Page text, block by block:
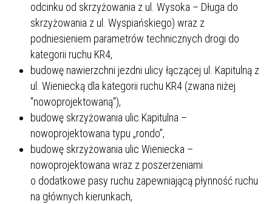
odcinku od skrzyżowania z ul. Wysoka – Długa do
skrzyżowania z ul. Wyspiańskiego) wraz z
podniesieniem parametrów technicznych drogi do
kategorii ruchu KR4,
budowę nawierzchni jezdni ulicy łączącej ul. Kapitulną z
ul. Wieniecką dla kategorii ruchu KR4 (zwana niżej
"nowoprojektowaną"),
budowę skrzyżowania ulic Kapitulna –
nowoprojektowana typu „rondo”,
budowę skrzyżowania ulic Wieniecka –
nowoprojektowana wraz z poszerzeniami
o dodatkowe pasy ruchu zapewniającą płynność ruchu
na głównych kierunkach,